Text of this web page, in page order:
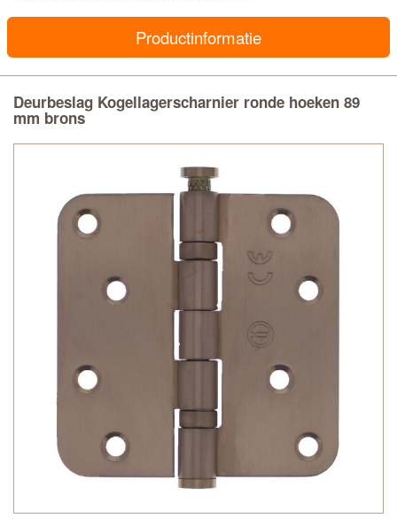
Productinformatie
Deurbeslag Kogellagerscharnier ronde hoeken 89
mm brons